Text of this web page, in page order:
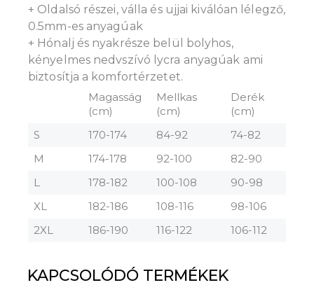
+ Oldalsó részei, válla és ujjai kiválóan lélegző,
0.5mm-es anyagúak
+ Hónalj és nyakrésze belül bolyhos,
kényelmes nedvszívó lycra anyagúak ami
biztosítja a komfortérzetet.
Magasság
(cm)
Mellkas
(cm)
Derék
(cm)
S
170-174 84-92
74-82
M
174-178 92-100
82-90
L
178-182 100-108
90-98
XL
182-186 108-116
98-106
2XL
186-190 116-122 106-112
KAPCSOLÓDÓ TERMÉKEK